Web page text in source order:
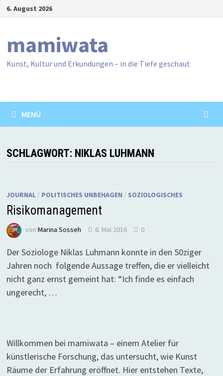
Zum6. August 2026
mamiwata
Kunst, Kultur und Erkundungen – in die Tiefe geschaut
MENÜ
SCHLAGWORT: NIKLAS LUHMANN
JOURNAL/ POLITISCHES UNBEHAGEN / SOZIOLOGISCHES
Risikomanagement
von Marina Sosseh 6. Mai 2016 0
Der Soziologe Niklas Luhmann konnte in den 50ziger
Jahren noch folgende Aussage treffen, die er vielleicht
nicht ganz ernst gemeint hat: “Ich finde es einfach
ungerecht, …
Willkommen bei mamiwata – einem Atelier für
künstlerische Forschung, das untersucht, wie Kunst
Räume der Erfahrung eröffnet. Hier entstehen Texte,